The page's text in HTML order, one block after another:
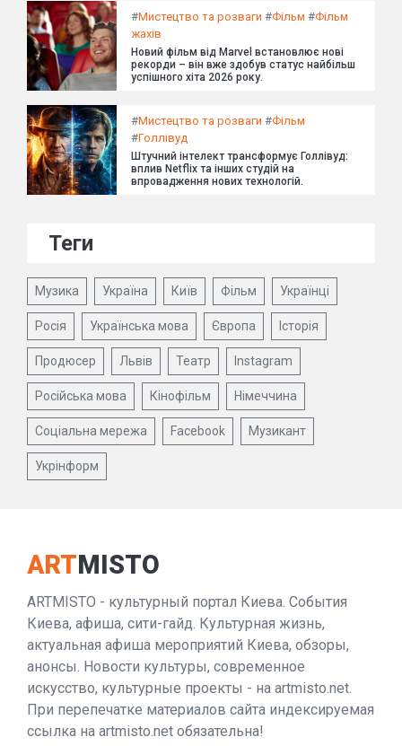
#Мистецтво та розваги #Фільм #Фільм
жахів
Новий фільм від Marvel встановлює нові
рекорди – він вже здобув статус найбільш
успішного хіта 2026 року.
#Мистецтво та розваги #Фільм
#Голлівуд
Штучний інтелект трансформує Голлівуд:
вплив Netflix та інших студій на
впровадження нових технологій.
Теги
Музика Україна Київ Фільм Українці
Росія Українська мова Європа Історія
Продюсер Львів Театр Instagram
Російська мова Кінофільм Німеччина
Соціальна мережа Facebook Музикант
Укрінформ
ARTMISTO
ARTMISTO - культурный портал Киева. События
Киева, афиша, сити-гайд. Культурная жизнь,
актуальная афиша мероприятий Киева, обзоры,
анонсы. Новости культуры, современное
искусство, культурные проекты - на artmisto.net.
При перепечатке материалов сайта индексируемая
ссылка на artmisto.net обязательна!